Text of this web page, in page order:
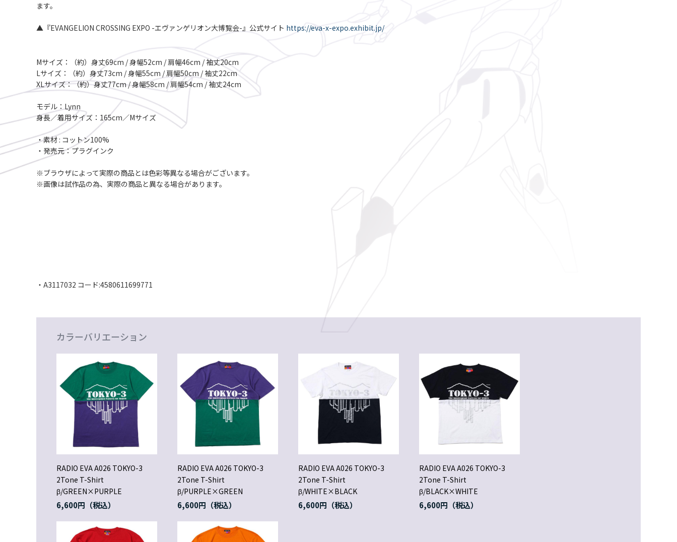
ます。
▲『EVANGELION CROSSING EXPO -エヴァンゲリオン大博覧会-』公式サイト https://eva-x-expo.exhibit.jp/
Mサイズ：（約）身丈69cm / 身幅52cm / 肩幅46cm / 袖丈20cm
Lサイズ：（約）身丈73cm / 身幅55cm / 肩幅50cm / 袖丈22cm
XLサイズ：（約）身丈77cm / 身幅58cm / 肩幅54cm / 袖丈24cm
モデル：Lynn
身長／着用サイズ：165cm／Mサイズ
・素材 : コットン100%
・発売元：プラグインク
※ブラウザによって実際の商品とは色彩等異なる場合がございます。
※画像は試作品の為、実際の商品と異なる場合があります。
・A3117032 コード:4580611699771
カラーバリエーション
RADIO EVA A026 TOKYO-3
2Tone T-Shirt
β/GREEN×PURPLE
6,600円
RADIO EVA A026 TOKYO-3
2Tone T-Shirt
β/PURPLE×GREEN
6,600円
RADIO EVA A026 TOKYO-3
2Tone T-Shirt
β/WHITE×BLACK
6,600円
RADIO EVA A026 TOKYO-3
2Tone T-Shirt
β/BLACK×WHITE
6,600円